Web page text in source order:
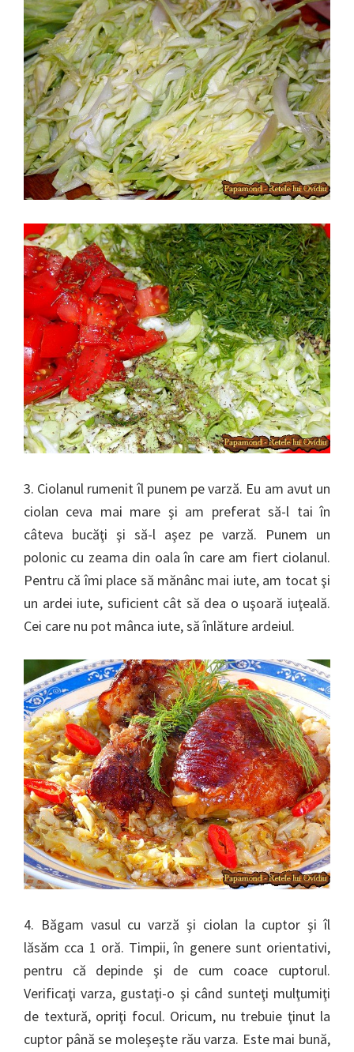
3. Ciolanul rumenit îl punem pe varză. Eu am avut un
ciolan ceva mai mare şi am preferat să-l tai în
câteva bucăţi şi să-l aşez pe varză. Punem un
polonic cu zeama din oala în care am fiert ciolanul.
Pentru că îmi place să mănânc mai iute, am tocat şi
un ardei iute, suficient cât să dea o uşoară iuţeală.
Cei care nu pot mânca iute, să înlăture ardeiul.
4. Băgam vasul cu varză şi ciolan la cuptor şi îl
lăsăm cca 1 oră. Timpii, în genere sunt orientativi,
pentru că depinde şi de cum coace cuptorul.
Verificaţi varza, gustaţi-o şi când sunteţi mulţumiţi
de textură, opriţi focul. Oricum, nu trebuie ţinut la
cuptor până se moleşeşte rău varza. Este mai bună,